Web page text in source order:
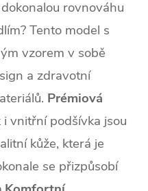
rovnováhu
Tento model s
vzorem v sobě
a zdravotní
Prémiová
i vnitřní podšívka jsou
kůže, která je
se přizpůsobí